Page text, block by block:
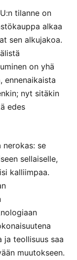
tilanne on
alkaa
sen alkujakoa.
on yhä
ennenaikaista
nyt sitäkin
edes
nerokas: se
sellaiselle,
kalliimpaa.
ja teollisuus saa
muutokseen.